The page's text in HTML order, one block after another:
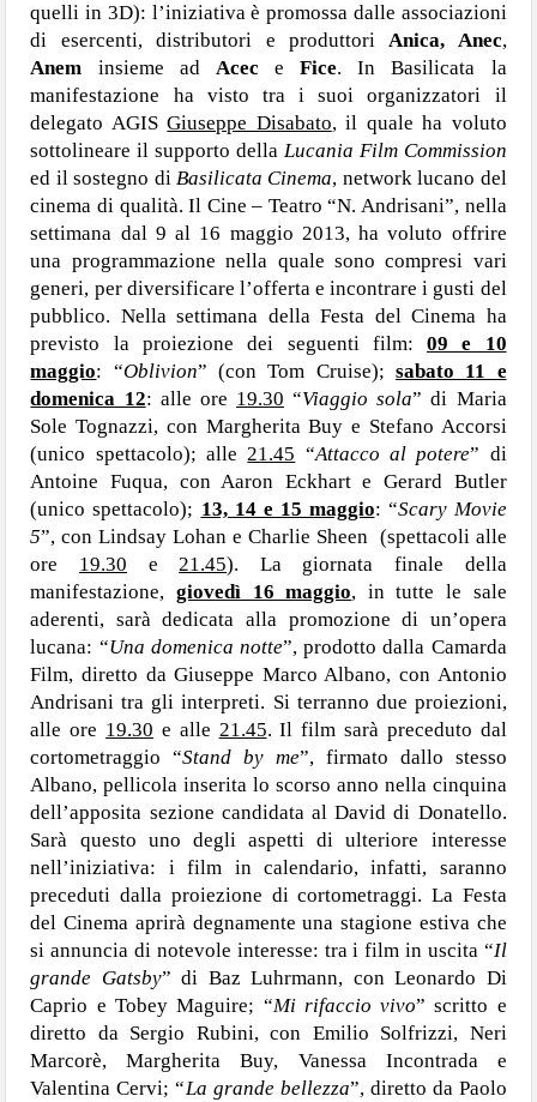
quelli in 3D): l’iniziativa è promossa dalle associazioni
di esercenti, distributori e produttoriAnica, Anec,
Anem insieme ad Acec eFice. In Basilicata la
manifestazione ha visto tra i suoi organizzatori il
delegato AGISGiuseppe Disabato, il quale ha voluto
sottolineare il supporto della Lucania Film Commission
ed il sostegno di Basilicata Cinema, network lucano del
cinema di qualità. Il Cine – Teatro “N. Andrisani”, nella
settimana dal 9 al 16 maggio 2013, ha voluto offrire
una programmazione nella quale sono compresi vari
generi, per diversificare l’offerta e incontrare i gusti del
pubblico. Nella settimana della Festa del Cinema ha
previsto la proiezione dei seguenti film:09 e 10
maggio: “Oblivion” (con Tom Cruise); sabato 11 e
domenica 12: alle ore 19.30 “Viaggio sola” di Maria
Sole Tognazzi, con Margherita Buy e Stefano Accorsi
(unico spettacolo); alle21.45 “Attacco al potere” di
Antoine Fuqua, con Aaron Eckhart e Gerard Butler
(unico spettacolo); 13, 14 e 15 maggio: “Scary Movie
5”, con Lindsay Lohan e Charlie Sheen (spettacoli alle
ore 19.30 e21.45). La giornata finale della
manifestazione,giovedì 16 maggio, in tutte le sale
aderenti, sarà dedicata alla promozione di un’opera
lucana: “Una domenica notte”, prodotto dalla Camarda
Film, diretto da Giuseppe Marco Albano, con Antonio
Andrisani tra gli interpreti. Si terranno due proiezioni,
alle ore 19.30 e alle 21.45. Il film sarà preceduto dal
cortometraggio “Stand by me”, firmato dallo stesso
Albano, pellicola inserita lo scorso anno nella cinquina
dell’apposita sezione candidata al David di Donatello.
Sarà questo uno degli aspetti di ulteriore interesse
nell’iniziativa: i film in calendario, infatti, saranno
preceduti dalla proiezione di cortometraggi. La Festa
del Cinema aprirà degnamente una stagione estiva che
si annuncia di notevole interesse: tra i film in uscita “Il
grande Gatsby” di Baz Luhrmann, con Leonardo Di
Caprio e Tobey Maguire; “Mi rifaccio vivo” scritto e
diretto da Sergio Rubini, con Emilio Solfrizzi, Neri
Marcorè, Margherita Buy, Vanessa Incontrada e
Valentina Cervi; “La grande bellezza”, diretto da Paolo